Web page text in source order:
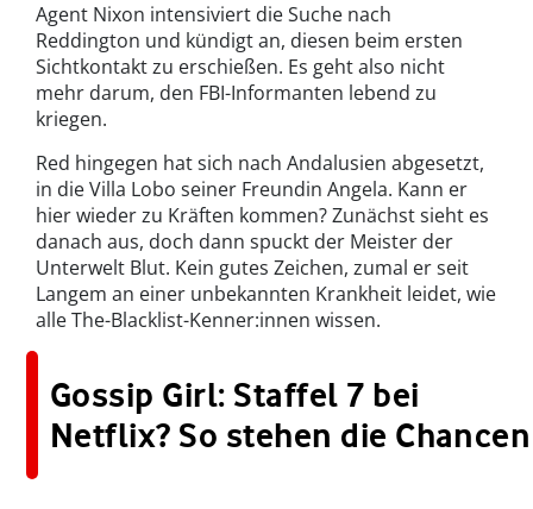
Agent Nixon intensiviert die Suche nach
Reddington und kündigt an, diesen beim ersten
Sichtkontakt zu erschießen. Es geht also nicht
mehr darum, den FBI-Informanten lebend zu
kriegen.
Red hingegen hat sich nach Andalusien abgesetzt,
in die Villa Lobo seiner Freundin Angela. Kann er
hier wieder zu Kräften kommen? Zunächst sieht es
danach aus, doch dann spuckt der Meister der
Unterwelt Blut. Kein gutes Zeichen, zumal er seit
Langem an einer unbekannten Krankheit leidet, wie
alle The-Blacklist-Kenner:innen wissen.
Gossip Girl: Staffel 7 bei
Netflix? So stehen die Chancen